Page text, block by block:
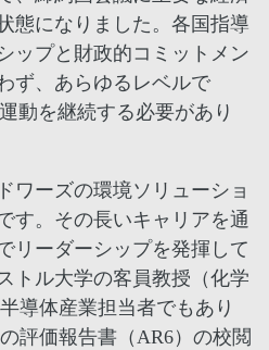
態になりました。各国指導
ップと財政的コミットメン
ず、あらゆるレベルで
動を継続する必要があり
ワーズの環境ソリューショ
す。その長いキャリアを通
リーダーシップを発揮して
トル大学の客員教授（化学
導体産業担当者でもあり
評価報告書（AR6）の校閲